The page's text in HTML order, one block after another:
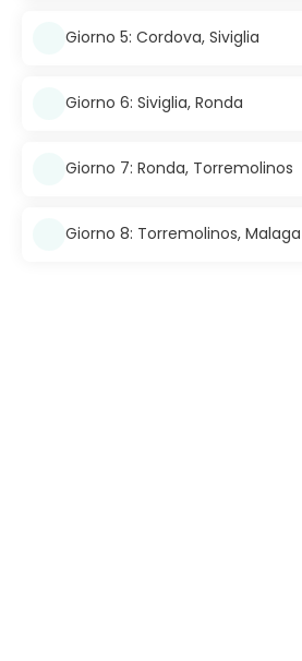
Giorno 5: Cordova, Siviglia
Giorno 6: Siviglia, Ronda
Giorno 7: Ronda, Torremolinos
Giorno 8: Torremolinos, Malaga